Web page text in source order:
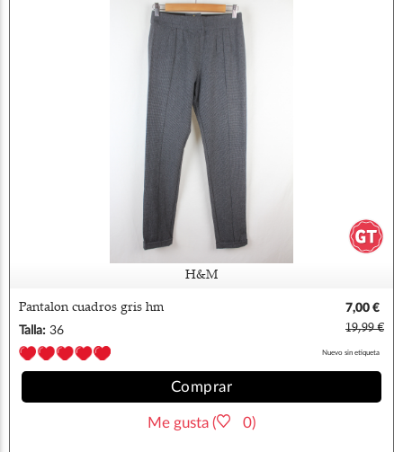
H&M
Pantalon cuadros gris hm
7,00 €
Talla: 36 19,99 €
Nuevo sin etiqueta
Comprar
Me gusta ( 0)